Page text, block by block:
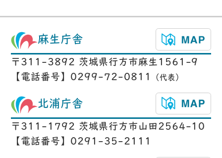
麻生庁舎
〒311-3892 茨城県行方市麻生1561-9
【電話番号】0299-72-0811
（代表）
北浦庁舎
〒311-1792 茨城県行方市山田2564-10
【電話番号】0291-35-2111